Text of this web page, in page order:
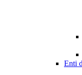
Enti